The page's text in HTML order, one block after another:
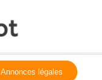
Annonces légales